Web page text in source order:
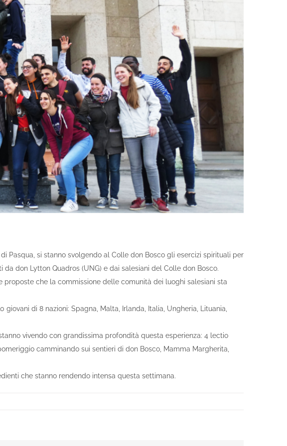
Pasqua, si stanno svolgendo al Colle don Bosco gli esercizi spirituali per
don Lytton Quadros (UNG) e dai salesiani del Colle don Bosco.
che la commissione delle comunità dei luoghi salesiani sta
di 8 nazioni: Spagna, Malta, Irlanda, Italia, Ungheria, Lituania,
vivendo con grandissima profondità questa esperienza: 4 lectio
camminando sui sentieri di don Bosco, Mamma Margherita,
che stanno rendendo intensa questa settimana.